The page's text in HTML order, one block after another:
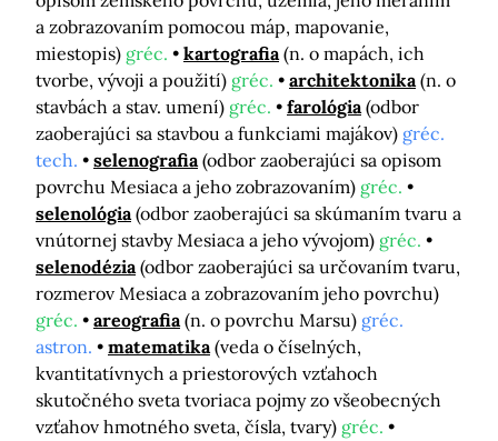
a zobrazovaním pomocou máp, mapovanie,
miestopis) gréc. kartografia (n. o mapách, ich
tvorbe, vývoji a použití) gréc. architektonika (n. o
stavbách a stav. umení) gréc. farológia (odbor
zaoberajúci sa stavbou a funkciami majákov) gréc.
tech.
selenografia (odbor zaoberajúci sa opisom
povrchu Mesiaca a jeho zobrazovaním) gréc.
selenológia (odbor zaoberajúci sa skúmaním tvaru a
vnútornej stavby Mesiaca a jeho vývojom) gréc.
selenodézia (odbor zaoberajúci sa určovaním tvaru,
rozmerov Mesiaca a zobrazovaním jeho povrchu)
gréc.
areografia (n. o povrchu Marsu) gréc.
astron.
matematika (veda o číselných,
kvantitatívnych a priestorových vzťahoch
skutočného sveta tvoriaca pojmy zo všeobecných
vzťahov hmotného sveta, čísla, tvary) gréc.